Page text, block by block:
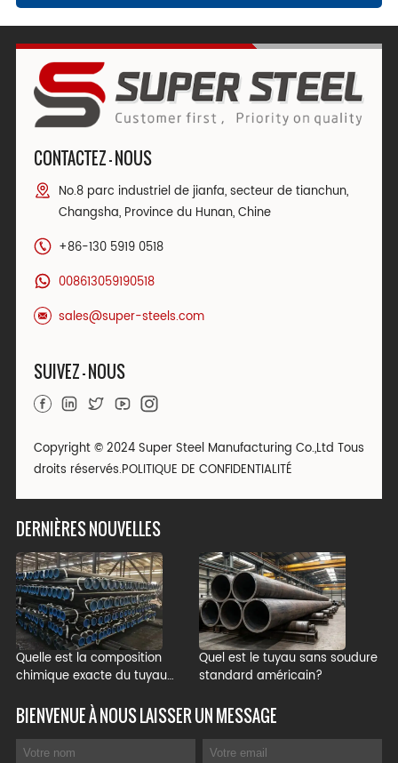
CONTACTEZ - NOUS
No.8 parc industriel de jianfa, secteur de tianchun,
Changsha, Province du Hunan, Chine
+86-130 5919 0518
008613059190518
sales@super-steels.com
SUIVEZ - NOUS
Copyright © 2024 Super Steel Manufacturing Co.,Ltd Tous
droits réservés.POLITIQUE DE CONFIDENTIALITÉ
DERNIÈRES NOUVELLES
Quelle est la composition
chimique exacte du tuyau
Quel est le tuyau sans soudure
standard américain?
BIENVENUE À NOUS LAISSER UN MESSAGE